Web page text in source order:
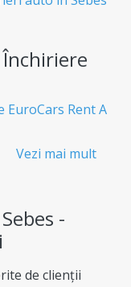
Rent A
- Fără
fără taxe
Vezi mai mult
-
de clienții